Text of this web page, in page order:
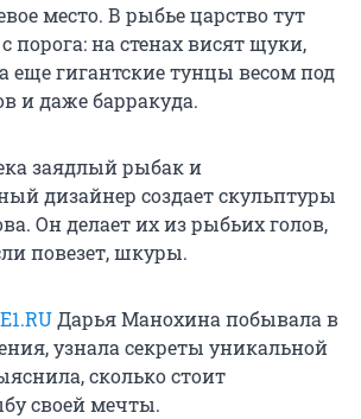
место. В рыбье царство тут
порога: на стенах висят щуки,
еще гигантские тунцы весом под
и даже барракуда.
заядлый рыбак и
дизайнер создает скульптуры
Он делает их из рыбьих голов,
повезет, шкуры.
E1.RUДарья Манохина побывала в
узнала секреты уникальной
сколько стоит
своей мечты.